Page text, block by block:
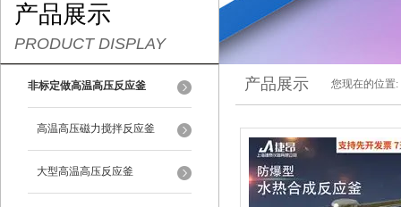
产品展示
PRODUCT DISPLAY
非标定做高温高压反应釜
高温高压磁力搅拌反应釜
大型高温高压反应釜
产品展示 您现在的位置: